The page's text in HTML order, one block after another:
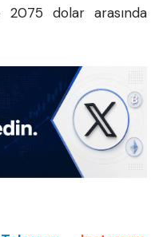
dolar arasında